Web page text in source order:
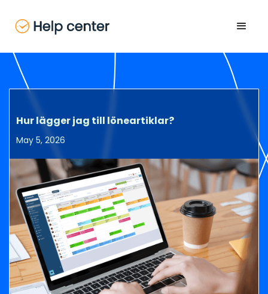
Hur lägger jag till löneartiklar?
May 5, 2026